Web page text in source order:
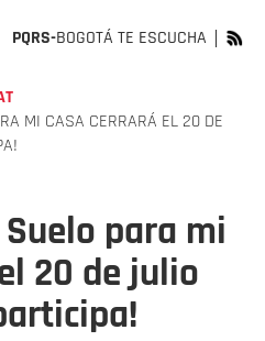
PQRS-BOGOTÁ TE ESCUCHA
MI CASA CERRARÁ EL 20 DE
para mi
20 de julio